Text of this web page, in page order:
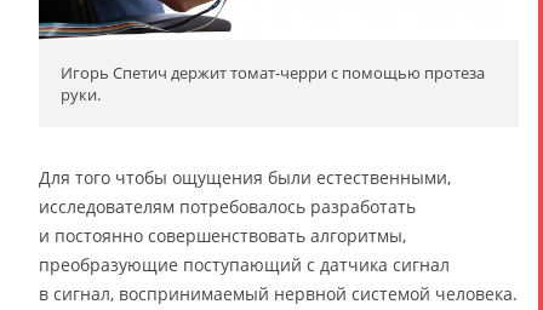
Игорь Спетич держит томат-черри с помощью протеза
руки.
Для того чтобы ощущения были естественными,
исследователям потребовалось разработать
и постоянно совершенствовать алгоритмы,
преобразующие поступающий с датчика сигнал
в сигнал, воспринимаемый нервной системой человека.